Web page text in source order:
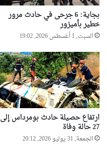
بجاية: 6 جرحى في حادث مرور
خطير بأميزور
السبت, 1 أغسطس 2026, 19:02
ارتفاع حصيلة حادث بومرداس إلى
27 حالة وفاة
الجمعة, 31 يوليو 2026, 20:12